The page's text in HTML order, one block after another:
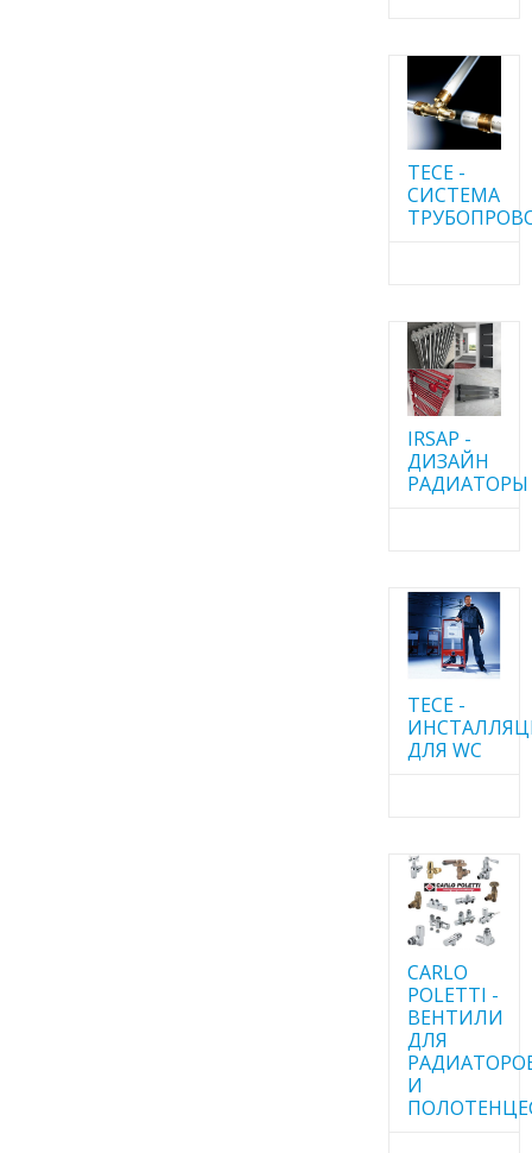
TECE -
CИСТЕМА
IRSAP -
ДИЗАЙН
РАДИАТОРЫ
TECE -
ДЛЯ WC
CARLO
POLETTI -
ВЕНТИЛИ
ДЛЯ
И